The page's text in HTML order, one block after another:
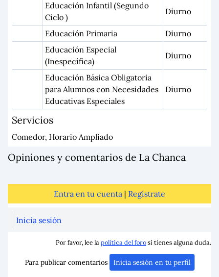
Educación Infantil (Segundo
Ciclo )
Diurno
Educación Primaria
Diurno
Educación Especial
(Inespecífica)
Diurno
Educación Básica Obligatoria
para Alumnos con Necesidades
Educativas Especiales
Diurno
Servicios
Comedor, Horario Ampliado
Opiniones y comentarios de La Chanca
Entra en tu cuenta | Regístrate
Inicia sesión
Por favor, lee lapolítica del forosi tienes alguna duda.
Para publicar comentarios Inicia sesión en tu perfil